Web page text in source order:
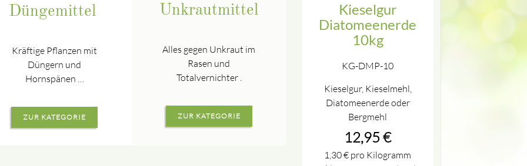
Düngemittel
Kräftige Pflanzen mit
Düngern und
Hornspänen …
ZUR KATEGORIE
Unkrautmittel
Alles gegen Unkraut im
Rasen und
Totalvernichter .
ZUR KATEGORIE
Kieselgur
Diatomeenerde
10kg
KG-DMP-10
Kieselgur, Kieselmehl,
Diatomeenerde oder
Bergmehl
12,95€
1,30€ pro Kilogramm